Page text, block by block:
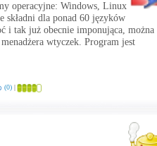
operacyjne: Windows, Linux
składni dla ponad 60 języków
i tak już obecnie imponująca, można
wtyczek. Program jest
(0) |